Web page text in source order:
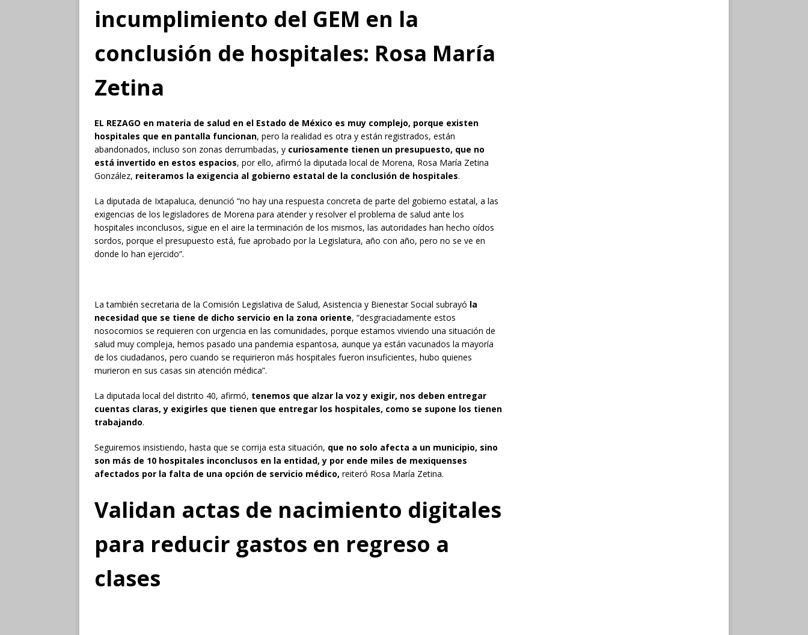
incumplimiento del GEM en la
conclusión de hospitales: Rosa María
Zetina
EL REZAGO en materia de salud en el Estado de México es muy complejo, porque existen
hospitales que en pantalla funcionan, pero la realidad es otra y están registrados, están
abandonados, incluso son zonas derrumbadas, y curiosamente tienen un presupuesto, que no
está invertido en estos espacios, por ello, afirmó la diputada local de Morena, Rosa María Zetina
González, reiteramos la exigencia al gobierno estatal de la conclusión de hospitales.
La diputada de Ixtapaluca, denunció “no hay una respuesta concreta de parte del gobierno estatal, a las
exigencias de los legisladores de Morena para atender y resolver el problema de salud ante los
hospitales inconclusos, sigue en el aire la terminación de los mismos, las autoridades han hecho oídos
sordos, porque el presupuesto está, fue aprobado por la Legislatura, año con año, pero no se ve en
donde lo han ejercido”.
La también secretaria de la Comisión Legislativa de Salud, Asistencia y Bienestar Social subrayó la
necesidad que se tiene de dicho servicio en la zona oriente, “desgraciadamente estos
nosocomios se requieren con urgencia en las comunidades, porque estamos viviendo una situación de
salud muy compleja, hemos pasado una pandemia espantosa, aunque ya están vacunados la mayoría
de los ciudadanos, pero cuando se requirieron más hospitales fueron insuficientes, hubo quienes
murieron en sus casas sin atención médica”.
La diputada local del distrito 40, afirmó, tenemos que alzar la voz y exigir, nos deben entregar
cuentas claras, y exigirles que tienen que entregar los hospitales, como se supone los tienen
trabajando.
Seguiremos insistiendo, hasta que se corrija esta situación, que no solo afecta a un municipio, sino
son más de 10 hospitales inconclusos en la entidad, y por ende miles de mexiquenses
afectados por la falta de una opción de servicio médico, reiteró Rosa María Zetina.
Validan actas de nacimiento digitales
para reducir gastos en regreso a
clases